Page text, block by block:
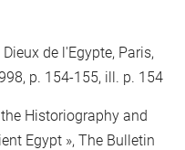
de l'Egypte, Paris,
p. 154-155, ill. p. 154
Historiography and
Egypt », The Bulletin